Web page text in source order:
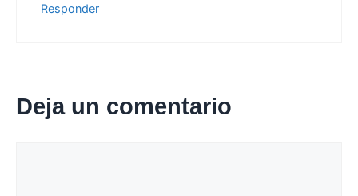
Responder
Deja un comentario